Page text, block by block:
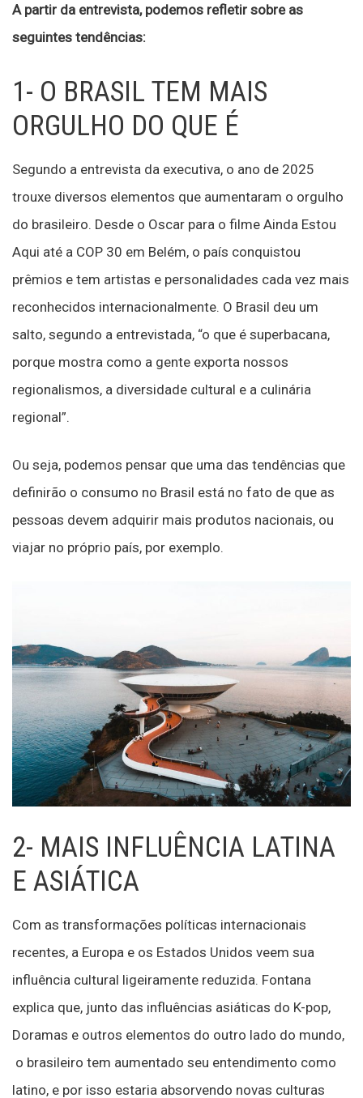
A partir da entrevista, podemos refletir sobre as
seguintes tendências:
1- O BRASIL TEM MAIS
ORGULHO DO QUE É
Segundo a entrevista da executiva, o ano de 2025
trouxe diversos elementos que aumentaram o orgulho
do brasileiro. Desde o Oscar para o filme Ainda Estou
Aqui até a COP 30 em Belém, o país conquistou
prêmios e tem artistas e personalidades cada vez mais
reconhecidos internacionalmente. O Brasil deu um
salto, segundo a entrevistada, “o que é superbacana,
porque mostra como a gente exporta nossos
regionalismos, a diversidade cultural e a culinária
regional”.
Ou seja, podemos pensar que uma das tendências que
definirão o consumo no Brasil está no fato de que as
pessoas devem adquirir mais produtos nacionais, ou
viajar no próprio país, por exemplo.
2- MAIS INFLUÊNCIA LATINA
E ASIÁTICA
Com as transformações políticas internacionais
recentes, a Europa e os Estados Unidos veem sua
influência cultural ligeiramente reduzida. Fontana
explica que, junto das influências asiáticas do K-pop,
Doramas e outros elementos do outro lado do mundo,
o brasileiro tem aumentado seu entendimento como
latino, e por isso estaria absorvendo novas culturas